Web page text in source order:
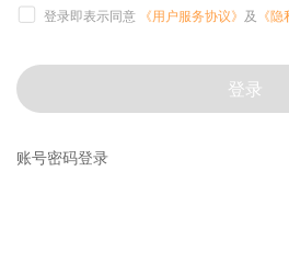
登录即表示同意 《用户服务协议》 及 《
登录
账号密码登录